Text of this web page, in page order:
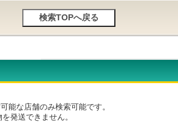
能な店舗のみ検索可能です。
発送できません。